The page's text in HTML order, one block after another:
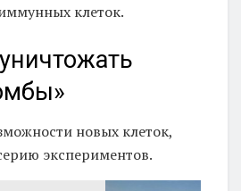
клеток.
новых клеток,
экспериментов.